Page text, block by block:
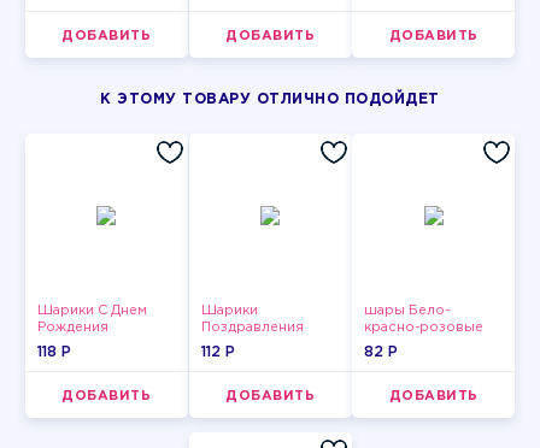
ДОБАВИТЬ ДОБАВИТЬ ДОБАВИТЬ
К ЭТОМУ ТОВАРУ ОТЛИЧНО ПОДОЙДЕТ
Шарики С Днем
Рождения
118 P
ДОБАВИТЬ
Шарики
Поздравления
112 P
ДОБАВИТЬ
шары Бело-
красно-розовые
пастельные
82 P
ДОБАВИТЬ